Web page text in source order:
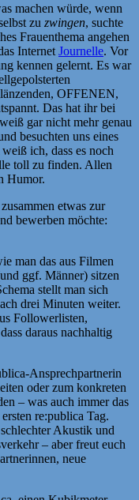
machen würde, wenn
zu zwingen, suchte
Frauenthema angehen
Internet Journelle. Vor
kennen gelernt. Es war
OFFENEN,
Das hat ihr bei
gar nicht mehr genau
besuchten uns eines
ich, dass es noch
toll zu finden. Allen
Humor.
etwas zur
bewerben möchte:
man das aus Filmen
ggf. Männer) sitzen
stellt man sich
drei Minuten weiter.
Followerlisten,
daraus nachhaltig
Ansprechpartnerin
oder zum konkreten
– was auch immer das
re:publica Tag.
Akustik und
– aber freut euch
neue